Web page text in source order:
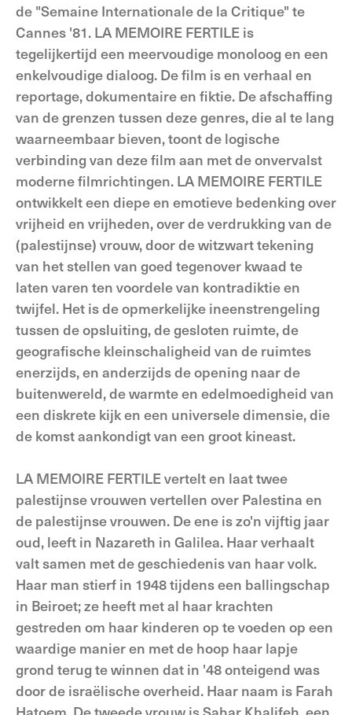
de "Semaine Internationale de la Critique" te
Cannes '81. LA MEMOIRE FERTILE is
tegelijkertijd een meervoudige monoloog en een
enkelvoudige dialoog. De film is en verhaal en
reportage, dokumentaire en fiktie. De afschaffing
van de grenzen tussen deze genres, die al te lang
waarneembaar bieven, toont de logische
verbinding van deze film aan met de onvervalst
moderne filmrichtingen. LA MEMOIRE FERTILE
ontwikkelt een diepe en emotieve bedenking over
vrijheid en vrijheden, over de verdrukking van de
(palestijnse) vrouw, door de witzwart tekening
van het stellen van goed tegenover kwaad te
laten varen ten voordele van kontradiktie en
twijfel. Het is de opmerkelijke ineenstrengeling
tussen de opsluiting, de gesloten ruimte, de
geografische kleinschaligheid van de ruimtes
enerzijds, en anderzijds de opening naar de
buitenwereld, de warmte en edelmoedigheid van
een diskrete kijk en een universele dimensie, die
de komst aankondigt van een groot kineast.
LA MEMOIRE FERTILE vertelt en laat twee
palestijnse vrouwen vertellen over Palestina en
de palestijnse vrouwen. De ene is zo'n vijftig jaar
oud, leeft in Nazareth in Galilea. Haar verhaalt
valt samen met de geschiedenis van haar volk.
Haar man stierf in 1948 tijdens een ballingschap
in Beiroet; ze heeft met al haar krachten
gestreden om haar kinderen op te voeden op een
waardige manier en met de hoop haar lapje
grond terug te winnen dat in '48 onteigend was
door de israëlische overheid. Haar naam is Farah